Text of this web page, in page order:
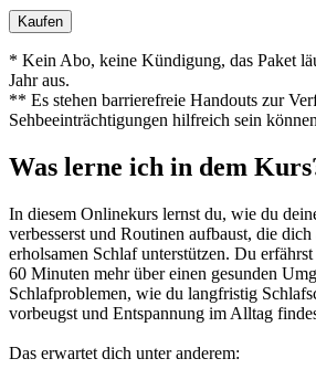
Kaufen
* Kein Abo, keine Kündigung, das Paket
Jahr aus.
** Es stehen barrierefreie Handouts zur
Sehbeeinträchtigungen hilfreich sein
Was lerne ich in dem
In diesem Onlinekurs lernst du, wie du
verbesserst und Routinen aufbaust, die
erholsamen Schlaf unterstützen. Du
60 Minuten mehr über einen gesunden
Schlafproblemen, wie du langfristig
vorbeugst und Entspannung im Alltag
Das erwartet dich unter anderem: